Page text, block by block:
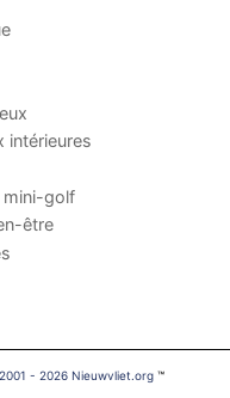
intérieures
mini-golf
être
- 2026 Nieuwvliet.org™